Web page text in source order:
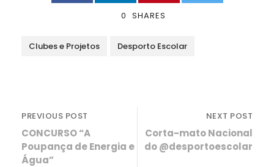
0 SHARES
Clubes e Projetos Desporto Escolar
PREVIOUS POST
CONCURSO “A
Poupança de Energia e
Água”
NEXT POST
Corta-mato Nacional
do @desportoescolar